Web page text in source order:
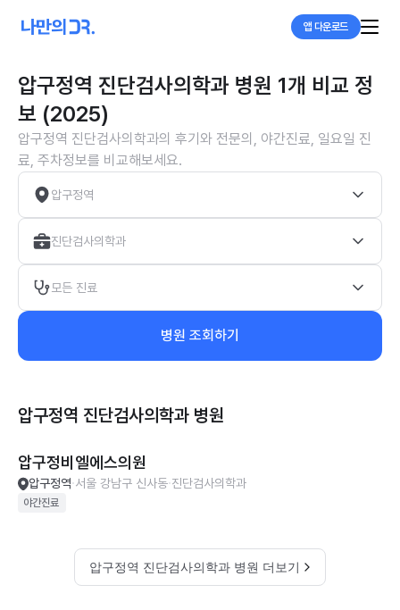
앱 다운로드
압구정역 진단검사의학과 병원 1개 비교 정
보 (2025)
압구정역 진단검사의학과의 후기와 전문의, 야간진료, 일요일 진
료, 주차정보를 비교해보세요.
압구정역
진단검사의학과
모든 진료
병원 조회하기
압구정역 진단검사의학과 병원
압구정비엘에스의원
압구정역 서울 강남구 신사동 진단검사의학과
야간진료
압구정역 진단검사의학과 병원 더보기